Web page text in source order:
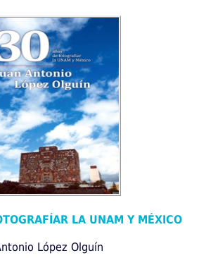
LA UNAM Y MÉXICO
López Olguín